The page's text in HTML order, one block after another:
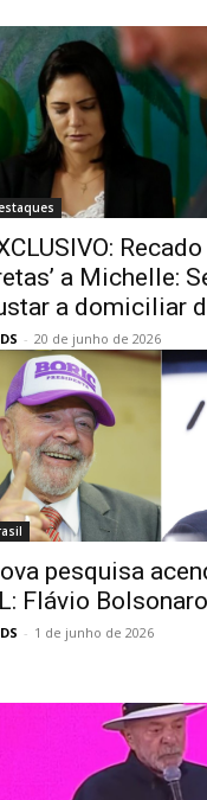
a Michelle:
a domiciliar
- 20 de junho de 2026
pesquisa
Flávio
- 1 de junho de 2026